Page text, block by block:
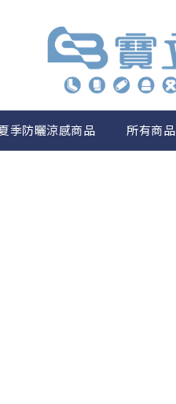
季防曬涼感商品 所有商品